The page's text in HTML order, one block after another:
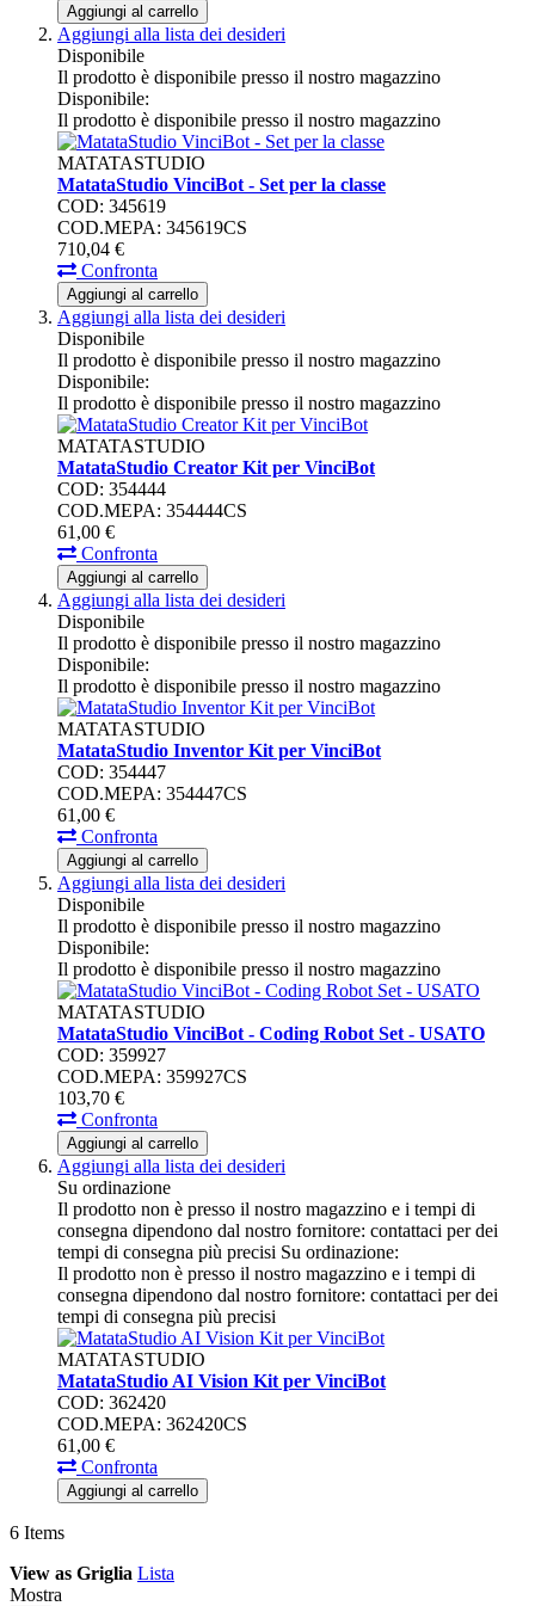
Aggiungi al carrello
Aggiungi alla lista dei desideri
Disponibile
Il prodotto è disponibile presso il nostro magazzino
Disponibile:
Il prodotto è disponibile presso il nostro magazzino
MATATASTUDIO
MatataStudio VinciBot - Set per la classe
COD: 345619
COD.MEPA: 345619CS
710,04 €
Confronta
Aggiungi al carrello
Aggiungi alla lista dei desideri
Disponibile
Il prodotto è disponibile presso il nostro magazzino
Disponibile:
Il prodotto è disponibile presso il nostro magazzino
MATATASTUDIO
MatataStudio Creator Kit per VinciBot
COD: 354444
COD.MEPA: 354444CS
61,00 €
Confronta
Aggiungi al carrello
Aggiungi alla lista dei desideri
Disponibile
Il prodotto è disponibile presso il nostro magazzino
Disponibile:
Il prodotto è disponibile presso il nostro magazzino
MATATASTUDIO
MatataStudio Inventor Kit per VinciBot
COD: 354447
COD.MEPA: 354447CS
61,00 €
Confronta
Aggiungi al carrello
Aggiungi alla lista dei desideri
Disponibile
Il prodotto è disponibile presso il nostro magazzino
Disponibile:
Il prodotto è disponibile presso il nostro magazzino
MATATASTUDIO
MatataStudio VinciBot - Coding Robot Set - USATO
COD: 359927
COD.MEPA: 359927CS
103,70 €
Confronta
Aggiungi al carrello
Aggiungi alla lista dei desideri
Su ordinazione
Il prodotto non è presso il nostro magazzino e i tempi di
consegna dipendono dal nostro fornitore: contattaci per dei
tempi di consegna più precisi Su ordinazione:
Il prodotto non è presso il nostro magazzino e i tempi di
consegna dipendono dal nostro fornitore: contattaci per dei
tempi di consegna più precisi
MATATASTUDIO
MatataStudio AI Vision Kit per VinciBot
COD: 362420
COD.MEPA: 362420CS
61,00 €
Confronta
Aggiungi al carrello
6 Items
View as Griglia Lista
Mostra